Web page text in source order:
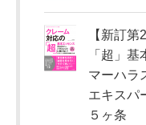
【新訂
「超」
マーハラ
エキスパ
５ヶ条